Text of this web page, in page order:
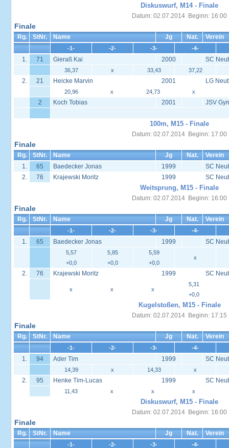
Diskuswurf, M14 - Finale
Datum: 02.07.2014 Beginn: 16:00
Finale
Rg. StNr. Name Jg Nat. Verein
-1- -2- -3- -4-
1. 71 Gieraß Kai 2000 SC
36,37 x 33,43 37,22
2. 21 Heicke Marvin 2001 LG
20,96 x 24,73 x
2 Koch Tobias 2001 JSV
100m, M15 - Finale
Datum: 02.07.2014 Beginn: 17:00
Finale
Rg. StNr. Name Jg Nat.
Verein
1.
65 Baedecker Jonas 1999
SC
2.
76 Krajewski Moritz 1999 SC
Weitsprung, M15 - Finale
Datum: 02.07.2014 Beginn: 16:00
Finale
Rg. StNr. Name Jg Nat. Verein
-1- -2- -3- -4-
1. 65 Baedecker Jonas 1999 SC
5,57
+0,0
5,85
+0,0
5,59
+0,0
x
2. 76 Krajewski Moritz 1999 SC
x x x
5,31
+0,0
Kugelstoßen, M15 - Finale
Datum: 02.07.2014 Beginn: 17:15
Finale
Rg. StNr. Name Jg Nat. Verein
-1- -2- -3- -4-
1. 94 Ader Tim 1999 SC
14,39 x 14,33 x
2. 95 Henke Tim-Lucas 1999 SC
11,43 x x x
Diskuswurf, M15 - Finale
Datum: 02.07.2014 Beginn: 16:00
Finale
Rg. StNr. Name Jg Nat. Verein
-1- -2- -3- -4-